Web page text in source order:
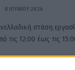
8 ΙΟΥΝΊΟΥ 2026
στάση
τις 12:00 έως τις